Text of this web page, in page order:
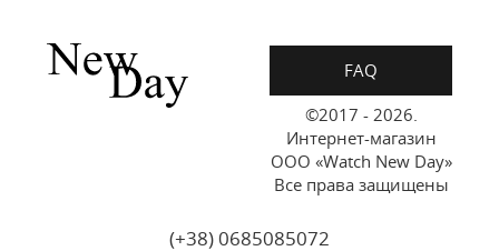
FAQ
©2017 - 2026.
Интернет-магазин
ООО «Watch New Day»
Все права защищены
(+38) 0685085072